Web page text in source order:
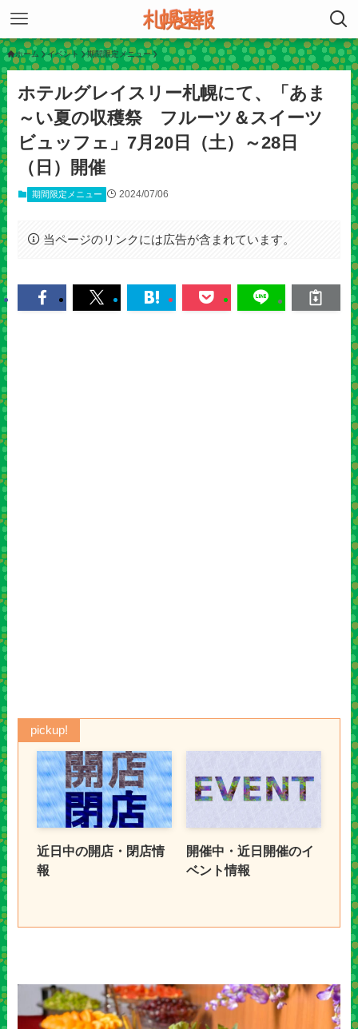
ホーム イベント 期間限定メニュー
ホテルグレイスリー札幌にて、「あま
～い夏の収穫祭 フルーツ＆スイーツ
ビュッフェ」7月20日（土）～28日
（日）開催
期間限定メニュー 2024/07/06
当ページのリンクには広告が含まれています。
pickup!
近日中の開店・閉店情
報
開催中・近日開催のイ
ベント情報